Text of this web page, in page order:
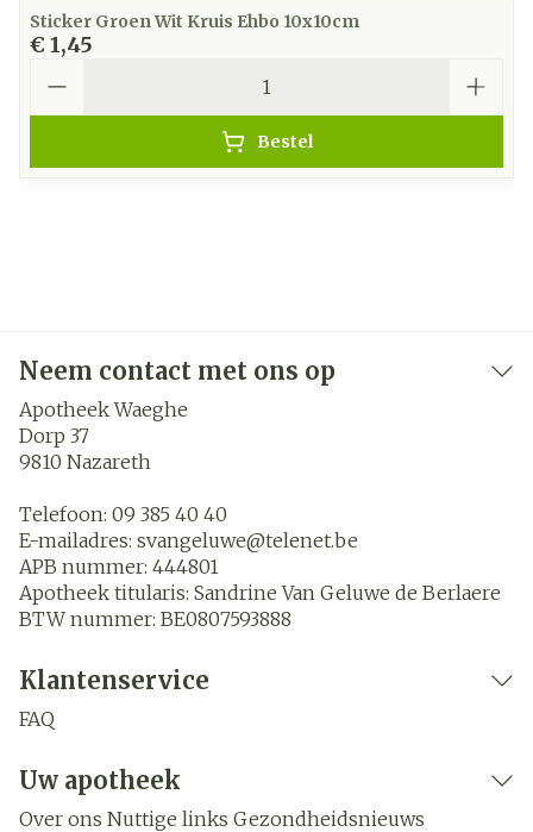
Sticker Groen Wit Kruis Ehbo 10x10cm
€ 1,45
Bestel
Neem contact met ons op
Apotheek Waeghe
Dorp 37
9810 Nazareth
Telefoon: 09 385 40 40
E-mailadres: svangeluwe@telenet.be
APB nummer: 444801
Apotheek titularis: Sandrine Van Geluwe de Berlaere
BTW nummer: BE0807593888
Klantenservice
FAQ
Uw apotheek
Over ons Nuttige links Gezondheidsnieuws